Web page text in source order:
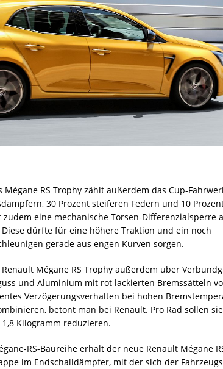
RS Trophy zählt außerdem das Cup-
30 Prozent steiferen Federn und 10
eine mechanische Torsen-Differenzialsperre
Diese dürfte für eine höhere Traktion und ein noch
gerade aus engen Kurven sorgen.
Mégane RS Trophy außerdem über
und Aluminium mit rot lackierten Bremssätteln
Verzögerungsverhalten bei hohen
betont man bei Renault. Pro Rad sollen
Kilogramm reduzieren.
RS-Baureihe erhält der neue Renault Mégane
im Endschalldämpfer, mit der sich der